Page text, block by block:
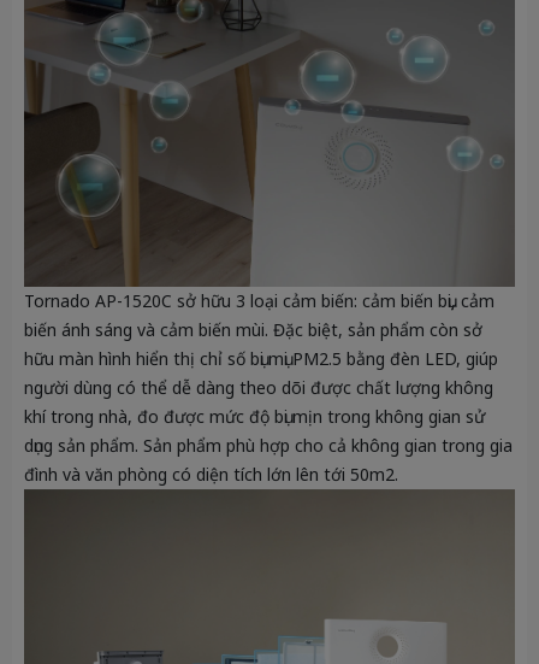
Tornado AP-1520C sở hữu 3 loại cảm biến: cảm biến bụi, cảm
biến ánh sáng và cảm biến mùi. Đặc biệt, sản phẩm còn sở
hữu màn hình hiển thị chỉ số bụi mụi PM2.5 bằng đèn LED, giúp
người dùng có thể dễ dàng theo dõi được chất lượng không
khí trong nhà, đo được mức độ bụi mịn trong không gian sử
dụng sản phẩm. Sản phẩm phù hợp cho cả không gian trong gia
đình và văn phòng có diện tích lớn lên tới 50m2.